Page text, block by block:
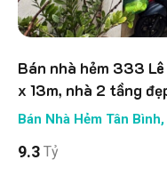
Bán nhà hẻm 333 Lê
x 13m, nhà 2 tầng
Bán Nhà Hẻm Tân Bình,
9.3 Tỷ